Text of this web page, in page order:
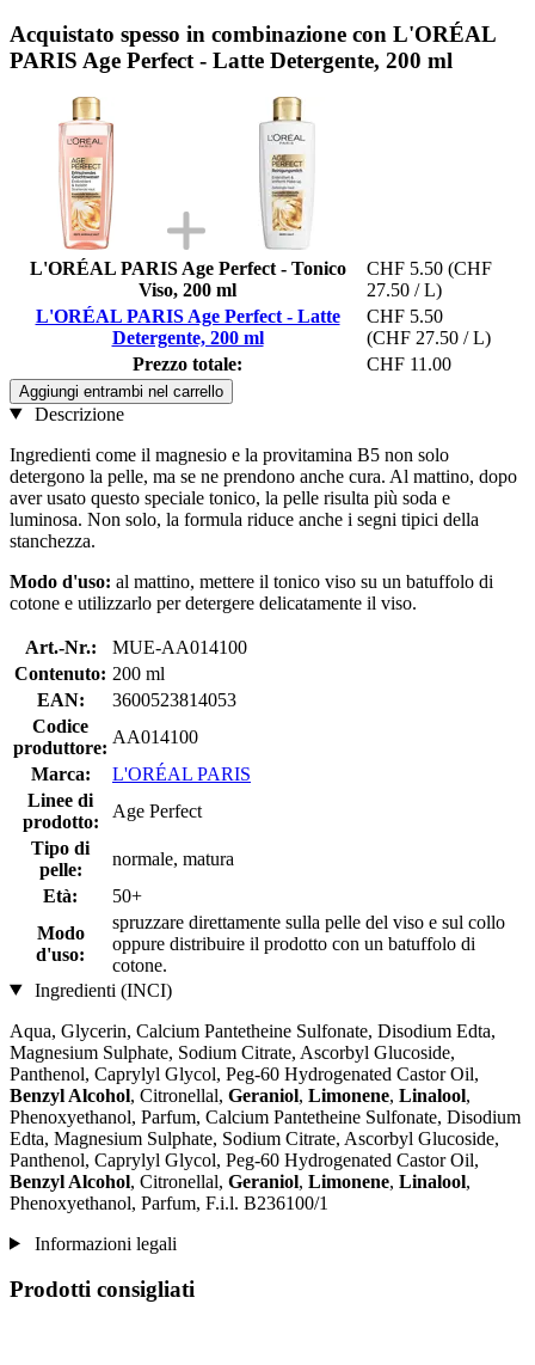
Acquistato spesso in combinazione con L'ORÉAL
PARIS Age Perfect - Latte Detergente, 200 ml
L'ORÉAL PARIS Age Perfect - Tonico
Viso, 200 ml
CHF 5.50 (CHF
27.50 / L)
L'ORÉAL PARIS Age Perfect - Latte
Detergente, 200 ml
CHF 5.50
(CHF 27.50 / L)
Prezzo totale:
CHF 11.00
Aggiungi entrambi nel carrello
Descrizione
Ingredienti come il magnesio e la provitamina B5 non solo
detergono la pelle, ma se ne prendono anche cura. Al mattino, dopo
aver usato questo speciale tonico, la pelle risulta più soda e
luminosa. Non solo, la formula riduce anche i segni tipici della
stanchezza.
Modo d'uso: al mattino, mettere il tonico viso su un batuffolo di
cotone e utilizzarlo per detergere delicatamente il viso.
Art.-Nr.:
MUE-AA014100
Contenuto: 200 ml
EAN:
3600523814053
Codice
produttore:
AA014100
Marca:
L'ORÉAL PARIS
Linee di
prodotto:
Age Perfect
Tipo di
pelle:
normale, matura
Età:
50+
Modo
d'uso:
spruzzare direttamente sulla pelle del viso e sul collo
oppure distribuire il prodotto con un batuffolo di
cotone.
Ingredienti (INCI)
Aqua, Glycerin, Calcium Pantetheine Sulfonate, Disodium Edta,
Magnesium Sulphate, Sodium Citrate, Ascorbyl Glucoside,
Panthenol, Caprylyl Glycol, Peg-60 Hydrogenated Castor Oil,
Benzyl Alcohol, Citronellal, Geraniol, Limonene, Linalool,
Phenoxyethanol, Parfum, Calcium Pantetheine Sulfonate, Disodium
Edta, Magnesium Sulphate, Sodium Citrate, Ascorbyl Glucoside,
Panthenol, Caprylyl Glycol, Peg-60 Hydrogenated Castor Oil,
Benzyl Alcohol, Citronellal, Geraniol, Limonene, Linalool,
Phenoxyethanol, Parfum, F.i.l. B236100/1
Informazioni legali
Prodotti consigliati